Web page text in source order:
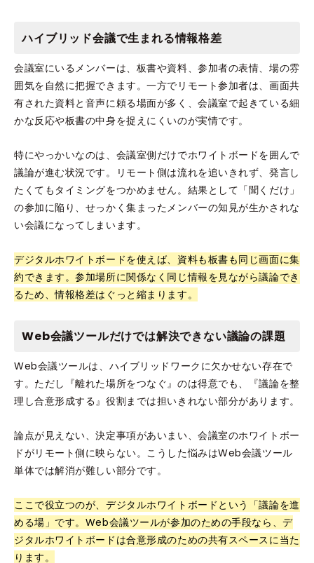
ハイブリッド会議で生まれる情報格差
会議室にいるメンバーは、板書や資料、参加者の表情、場の雰
囲気を自然に把握できます。一方でリモート参加者は、画面共
有された資料と音声に頼る場面が多く、会議室で起きている細
かな反応や板書の中身を捉えにくいのが実情です。
特にやっかいなのは、会議室側だけでホワイトボードを囲んで
議論が進む状況です。リモート側は流れを追いきれず、発言し
たくてもタイミングをつかめません。結果として「聞くだけ」
の参加に陥り、せっかく集まったメンバーの知見が生かされな
い会議になってしまいます。
デジタルホワイトボードを使えば、資料も板書も同じ画面に集
約できます。参加場所に関係なく同じ情報を見ながら議論でき
るため、情報格差はぐっと縮まります。
Web会議ツールだけでは解決できない議論の課題
Web会議ツールは、ハイブリッドワークに欠かせない存在で
す。ただし『離れた場所をつなぐ』のは得意でも、『議論を整
理し合意形成する』役割までは担いきれない部分があります。
論点が見えない、決定事項があいまい、会議室のホワイトボー
ドがリモート側に映らない。こうした悩みはWeb会議ツール
単体では解消が難しい部分です。
ここで役立つのが、デジタルホワイトボードという「議論を進
める場」です。Web会議ツールが参加のための手段なら、デ
ジタルホワイトボードは合意形成のための共有スペースに当た
ります。